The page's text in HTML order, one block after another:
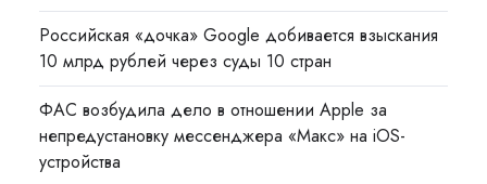
Российская «дочка» Google добивается взыскания
10 млрд рублей через суды 10 стран
ФАС возбудила дело в отношении Apple за
непредустановку мессенджера «Макс» на iOS-
устройства